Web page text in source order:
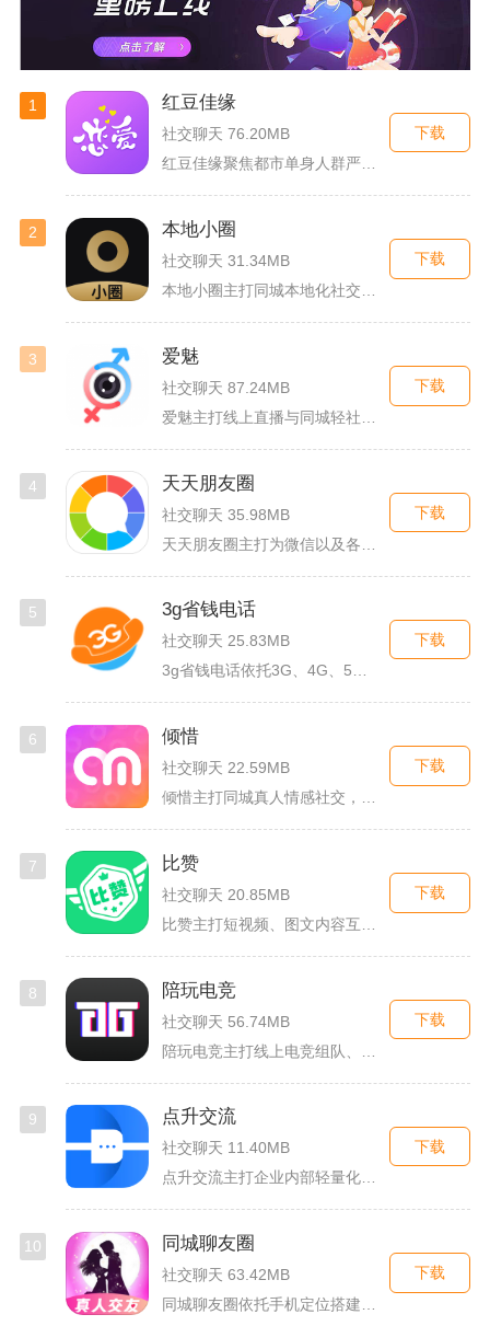
1 红豆佳缘
社交聊天 76.20MB
红豆佳缘聚焦都市单身人群严肃婚恋需求，搭建线上线下联动的真实...
下载
2 本地小圈
社交聊天 31.34MB
下载
3 爱魅
社交聊天 87.24MB
下载
4 天天朋友圈
社交聊天 35.98MB
下载
5 3g省钱电话
社交聊天 25.83MB
3g省钱电话依托3G、4G、5G及WiFi网络实现低资费通话...
下载
6 倾惜
社交聊天 22.59MB
下载
7 比赞
社交聊天 20.85MB
下载
8 陪玩电竞
社交聊天 56.74MB
下载
9 点升交流
社交聊天 11.40MB
点升交流主打企业内部轻量化即时协作沟通，面向中小团队搭建专属...
下载
10 同城聊友圈
社交聊天 63.42MB
下载